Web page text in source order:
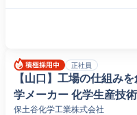
正社員
【山口】工場の仕組み
学メーカー 化学生産技術
保土谷化学工業株式会社